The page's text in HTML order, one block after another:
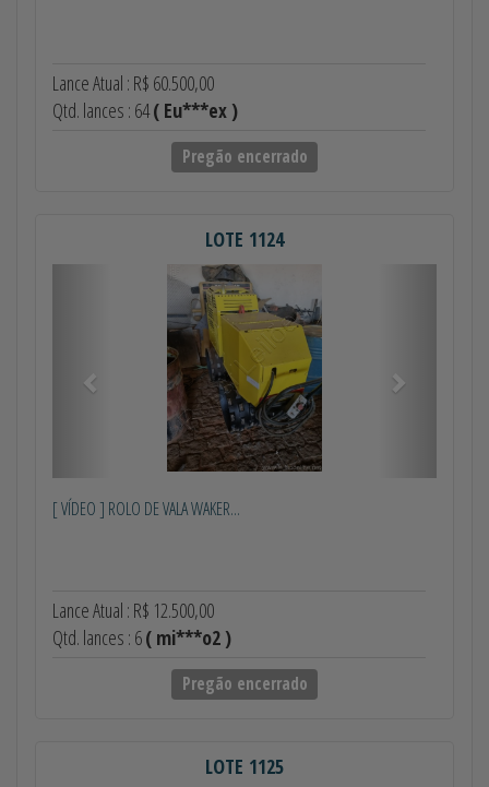
Lance Atual : R$ 60.500,00
Qtd. lances : 64( Eu***ex )
Pregão encerrado
LOTE 1124
[ VÍDEO ] ROLO DE VALA WAKER...
Lance Atual : R$ 12.500,00
Qtd. lances : 6( mi***o2 )
Pregão encerrado
LOTE 1125